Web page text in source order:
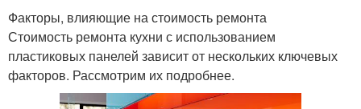
Факторы, влияющие на стоимость ремонта
Стоимость ремонта кухни с использованием
пластиковых панелей зависит от нескольких ключевых
факторов. Рассмотрим их подробнее.